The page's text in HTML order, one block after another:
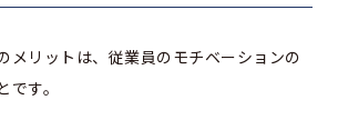
メリットは、従業員のモチベーションの
す。